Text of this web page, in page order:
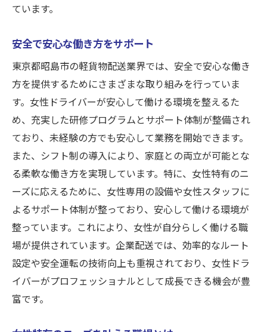
すコツ
効率的な配送ルートの選び方
時間を無駄にしない働き方
昭島市特有の交通状況への対応
スケジュール管理の基本テクニック
女性におすすめの効率化ツール
プロフェッショナルに必要な心構え
楽しい職場を作ろう！昭島市での軽貨物配送に
興味がある方へ
楽しい職場文化の育て方
新規参入者へのサポート体制
仲間と協力する喜びを体験
職場のコミュニケーション術
ています。
安全で安心な働き方をサポート
東京都昭島市の軽貨物配送業界では、安全で安心な働き
方を提供するためにさまざまな取り組みを行っていま
す。女性ドライバーが安心して働ける環境を整えるた
め、充実した研修プログラムとサポート体制が整備され
ており、未経験の方でも安心して業務を開始できます。
また、シフト制の導入により、家庭との両立が可能とな
る柔軟な働き方を実現しています。特に、女性特有のニ
ーズに応えるために、女性専用の設備や女性スタッフに
よるサポート体制が整っており、安心して働ける環境が
整っています。これにより、女性が自分らしく働ける職
場が提供されています。企業配送では、効率的なルート
設定や安全運転の技術向上も重視されており、女性ドラ
イバーがプロフェッショナルとして成長できる機会が豊
富です。